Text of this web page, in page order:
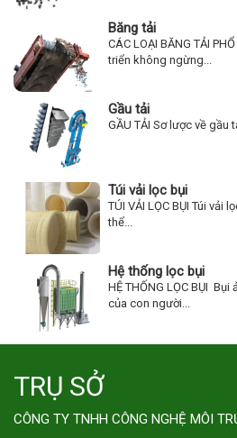
Băng tải
CÁC LOẠI BĂNG TẢI
triển không ngừng...
Gầu tải
GẦU TẢI Sơ lược về gầu
Túi vải lọc bụi
TÚI VẢI LỌC BỤI Túi vải
thể...
Hệ thống lọc bụi
HỆ THỐNG LỌC BỤI
của con người...
TRỤ SỞ
CÔNG TY TNHH CÔNG NGHỆ MÔI